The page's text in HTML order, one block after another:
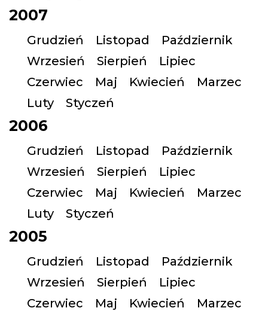
2007
Grudzień Listopad
Październik
Wrzesień
Sierpień
Lipiec
Czerwiec
Maj Kwiecień
Marzec
Luty
Styczeń
2006
Grudzień Listopad
Październik
Wrzesień
Sierpień
Lipiec
Czerwiec
Maj Kwiecień
Marzec
Luty
Styczeń
2005
Grudzień Listopad
Październik
Wrzesień
Sierpień
Lipiec
Czerwiec
Maj Kwiecień Marzec